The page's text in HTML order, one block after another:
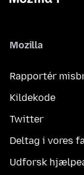
Mozilla
Rapportér
Kildekode
Twitter
Deltag i vores
Udforsk